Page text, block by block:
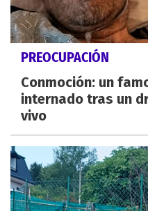
PREOCUPACIÓN
Conmoción: un
internado tras un
vivo